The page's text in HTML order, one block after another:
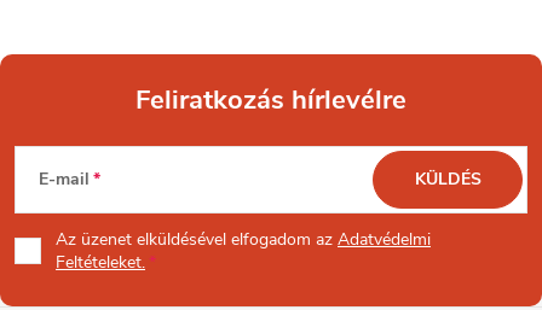
L
á
b
Feliratkozás hírlevélre
E-mail
Az üzenet elküldésével elfogadom az Adatvédelmi
Feltételeket.
KÜLDÉS